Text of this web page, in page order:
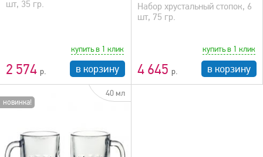
шт, 35 гр.
2 574
купить в 1 клик
в корзину
Набор хрустальный стопок, 6
шт, 75 гр.
4 645
купить в 1 клик
в корзину
новинка!
40 мл